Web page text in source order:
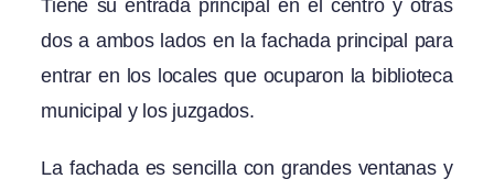
Tiene su entrada principal en el centro y otras
dos a ambos lados en la fachada principal para
entrar en los locales que ocuparon la biblioteca
municipal y los juzgados.
La fachada es sencilla con grandes ventanas y